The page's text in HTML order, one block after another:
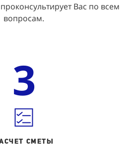
Вас по всем
вопросам.
3
Сметы